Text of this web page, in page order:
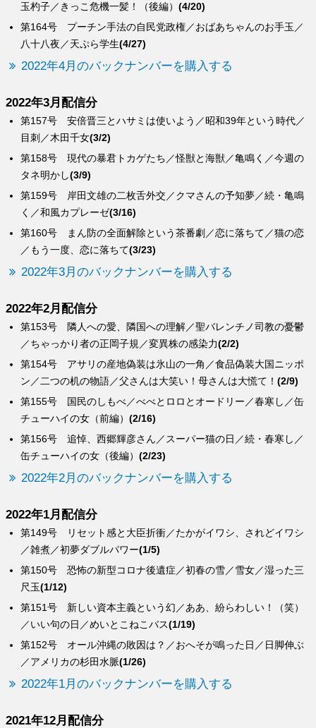
第164号 プーチン手法の自民党政権／おばあちゃんのお手玉／
八十八夜／天ぷら学生(4/27)
玉杓子／きっこ危機一髪！（後編）(4/20)
2022年4月のバックナンバーを購入する
2022年3月配信分
第160号 まん防の全面解除という茶番劇／恋に落ちて／猫の恋
／もう一度、恋に落ちて(3/23)
第159号 岸田文雄の二枚舌外交／クマさんの予知夢／続・亀鳴
く／和風カプレーゼ(3/16)
第158号 現代の暴君トカゲたち／怪獣と海獣／亀鳴く／今週の
タネ明かし(3/9)
第157号 安倍晋三とハサミは使いよう／昭和39年という時代／
目刺／木田千女(3/2)
2022年3月のバックナンバーを購入する
2022年2月配信分
第156号 追悼、西郷輝彦さん／スーパー猫の日／続・春寒し／
缶チューハイの女（後編）(2/23)
第155号 国民のしもべ／べべとロロとオードリー／春寒し／缶
チューハイの女（前編）(2/16)
第154号 アサリの産地偽装は氷山の一角／食品偽装大国ニッポ
ン／二つの机の物語／父さんは大笑い！母さんは大慌て！(2/9)
第153号 隣人への愛、隣国への理解／聖バレンチノ司教の憂鬱
／ちゃっかり者の正岡子規／変異株の感染力(2/2)
2022年2月のバックナンバーを購入する
2022年1月配信分
第152号 オール沖縄の敗因は？／おへそが鳴った日／日脚伸ぶ
／アメリカの杉田水脈(1/26)
第151号 新しい資本主義という幻／ああ、紛らわしい！（笑）
／いい句の日／めいとこねこバス(1/19)
第150号 恐怖の新型コロナ後遺症／初春の雪／雪女／湿った三
尺玉(1/12)
第149号 リセット感と大臣折衝／たかがイワシ、されどイワシ
／雑煮／初夢ダブルパワー(1/5)
2022年1月のバックナンバーを購入する
2021年12月配信分